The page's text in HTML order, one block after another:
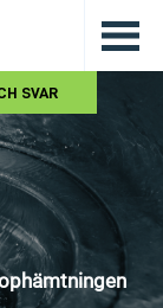
huvudsakliga
SVAR